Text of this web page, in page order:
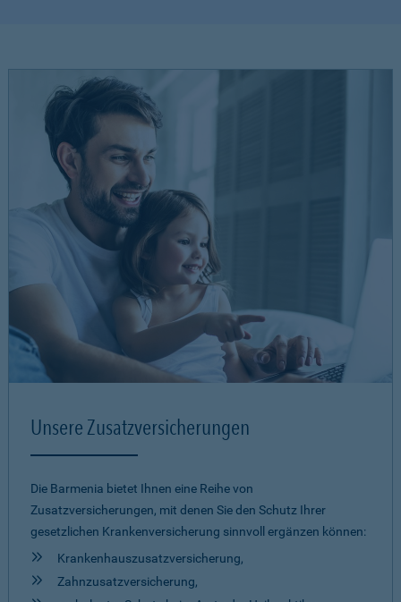
Unsere Zusatzversicherungen
Die Barmenia bietet Ihnen eine Reihe von
Zusatzversicherungen, mit denen Sie den Schutz Ihrer
gesetzlichen Krankenversicherung sinnvoll ergänzen können:
Krankenhauszusatzversicherung,
Zahnzusatzversicherung,